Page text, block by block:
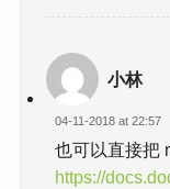
小林
04-11-2018 at 22:57
也可以直接把
https://